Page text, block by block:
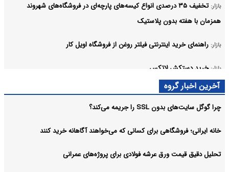
بازار:
تخفیف ۳۵ درصدی انواع کیسه‌های پارچه‌ای در فروشگاه‌های شهروند
همزمان با هفته بدون پلاستیک
بازار: راهنمای خرید اینترنتی فیلتر روغن از فروشگاه اویل کار
بازار: خرید دستکش لاتکس
آخرین اخبار گروه
چرا گوگل سایت‌های بدون SSL را جریمه می‌کند؟
خانه ایرانی؛ فروشگاهی برای کسانی که می‌خواهند آگاهانه خرید کنند
تحلیل دقیق قیمت ورق عرشه فولادی برای پروژه‌های عمرانی